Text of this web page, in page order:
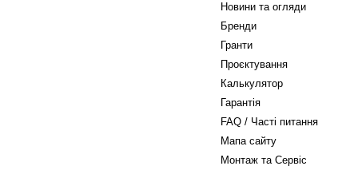
Новини та огляди
Бренди
Гранти
Проєктування
Калькулятор
Гарантія
FAQ / Часті питання
Мапа сайту
Монтаж та Сервіс